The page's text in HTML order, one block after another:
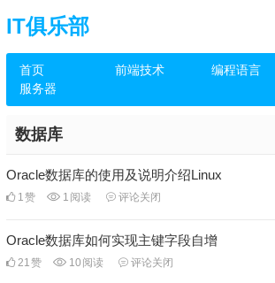
IT俱乐部
首页 前端技术 编程语言
服务器
数据库
Oracle数据库的使用及说明介绍Linux
1赞 1 阅读 评论关闭
Oracle数据库如何实现主键字段自增
21赞 10 阅读 评论关闭